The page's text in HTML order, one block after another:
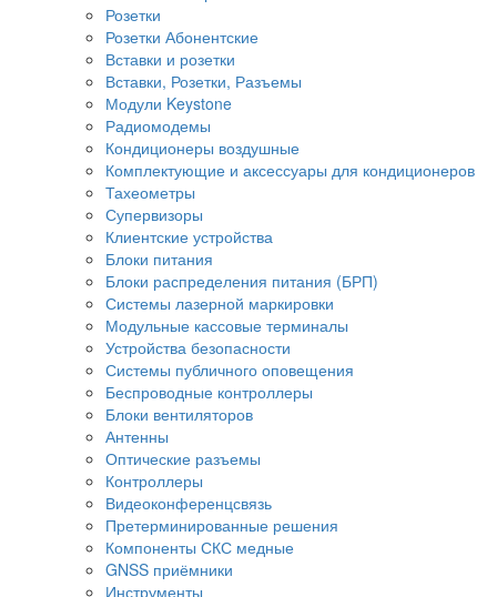
Розетки
Розетки Абонентские
Вставки и розетки
Вставки, Розетки, Разъемы
Модули Keystone
Радиомодемы
Кондиционеры воздушные
Комплектующие и аксессуары для кондиционеров
Тахеометры
Супервизоры
Клиентские устройства
Блоки питания
Блоки распределения питания (БРП)
Системы лазерной маркировки
Модульные кассовые терминалы
Устройства безопасности
Системы публичного оповещения
Беспроводные контроллеры
Блоки вентиляторов
Антенны
Оптические разъемы
Контроллеры
Видеоконференцсвязь
Претерминированные решения
Компоненты СКС медные
GNSS приёмники
Инструменты